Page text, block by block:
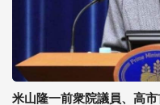
米山隆一前衆院議員、高